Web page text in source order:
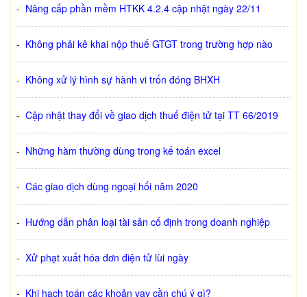
- Nâng cấp phần mềm HTKK 4.2.4 cập nhật ngày 22/11
- Không phải kê khai nộp thuế GTGT trong trường hợp nào
- Không xử lý hình sự hành vi trốn đóng BHXH
- Cập nhật thay đổi về giao dịch thuế điện tử tại TT 66/2019
- Những hàm thường dùng trong kế toán excel
- Các giao dịch dùng ngoại hối năm 2020
- Hướng dẫn phân loại tài sản cố định trong doanh nghiệp
- Xử phạt xuất hóa đơn điện tử lùi ngày
- Khi hạch toán các khoản vay cần chú ý gì?